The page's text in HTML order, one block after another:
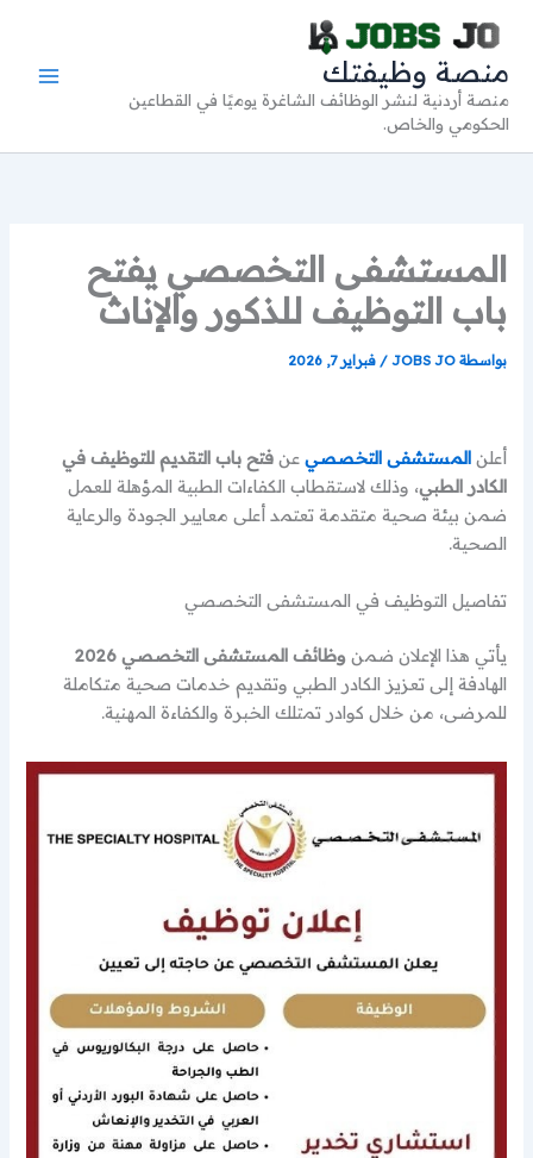
المحتوى
منصة وظيفتك
منصة أردنية لنشر الوظائف الشاغرة يوميًا في القطاعين
الحكومي والخاص.
المستشفى التخصصي يفتح
باب التوظيف للذكور والإناث
بواسطة JOBS JO
/فبراير 7, 2026
أعلنالمستشفى التخصصي عنفتح باب التقديم للتوظيف في
الكادر الطبي، وذلك لاستقطاب الكفاءات الطبية المؤهلة للعمل
ضمن بيئة صحية متقدمة تعتمد أعلى معايير الجودة والرعاية
الصحية.
تفاصيل التوظيف في المستشفى التخصصي
يأتي هذا الإعلان ضمنوظائف المستشفى التخصصي 2026
الهادفة إلى تعزيز الكادر الطبي وتقديم خدمات صحية متكاملة
للمرضى، من خلال كوادر تمتلك الخبرة والكفاءة المهنية.